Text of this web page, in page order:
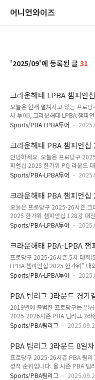
어니언와이즈
2025/09 31
크라운해태 LPBA 챔피언
진표 64강 경기결과
오늘은 현재 펼쳐지고 있는 프로
차 투어), 크라운해태 LPBA 챔피
32강 대진표를 정리했습니다. 크라
2차 예선 PQ 라운드를 통과한 선
띠라 64강 시드를 받은 32명의 랭
에 따라 펼쳐지는 대진표입니다.
기결과 우승 김가영 (프로당구
결승 경기결과 우승 김가영 (프로
금융캐피탈 LPBA 챔피언십 결승
Sports/PBA-LPBA투어
크라운해태 PBA 챔피언십 2025
드 대진표 - PPQ 경기결과
안녕하세요. 오늘은 프로당구
피언십 2025 한가위 PQ 라운드
표를 보기전에 먼저 PPQ 라운드
승리한 선수는 예선 2차전에 해당
PQ 라운드를 통과하면 64강 대진
32강 선수들과 32강 진출을 위한
상금 랭킹 페이지에 공지한 정보
정보한 " data-og-
og-url="https..
Sports/PBA-LPBA투어
크라운해태 PBA 챔피언십
진표 (프로당구 2025-26시
오늘은 프로당구 2025-26시즌 크
2025 한가위 챔피언십 128강 대
크라운해태 PBA 챔피언십 2025
하는 대회입니다. 크라운해태
강 대진표 결정을 위해서는 최근
바탕으로 조별 그룹을 정합니다.
산 포인트 랭킹표(10개 대회)에 따
2위는 강동궁, 3위는 다니엘 산체
고는 차이가 있지만 상당한 변화라
Sports/PBA-LPBA투어
크라운해태 PBA-LPBA 챔
회요강 - 대회 상금 일정 경
프로당구 2025-26시즌 5차 대회
LPBA 챔피언십 2025 한가위" 대
을 총 정리하였습니다. 다만 일부
즌 5차 대회(5차 투어), "크라운해
2025 한가위 대회는 9월 28일부
립니다. 당구팬 여러분 즐거운 한
운해태 PBA-LPBA 챔피언십 2025
일정 경기 규칙 1) 대회 개요대회
PBA(남자부), LPBA(여자부)특징
Sports/PBA-LPBA투어
PBA 팀리그 3라운드 경기
SK렌터카, 10위는 크라운
포스트시즌 진출 가능성은
2019년에 출범한 프로당구는 일
2025-2026시즌 PBA 팀리그 3라
오늘은 10개 프로당구팀이 펼친 3
구 2025-2026시즌 PBA 팀리그 3
당구팀으로 확정 되었습니다. SK
경기 가운데 첫 경기를 제외한 나
엄청난 집중력을 보여주었습니다
경기결과 SK렌터카 당구팀은 이미
Sports/PBA팀리그
PBA 팀리그 3라운드 8일
카, 10위는 크라운해태
프로당구 2025-26시즌 PBA 팀
성적 순위입니다. 올 시즌 PBA 팀
단으로 10개 구단 체제로 펼쳐지
Sports/PBA팀리그